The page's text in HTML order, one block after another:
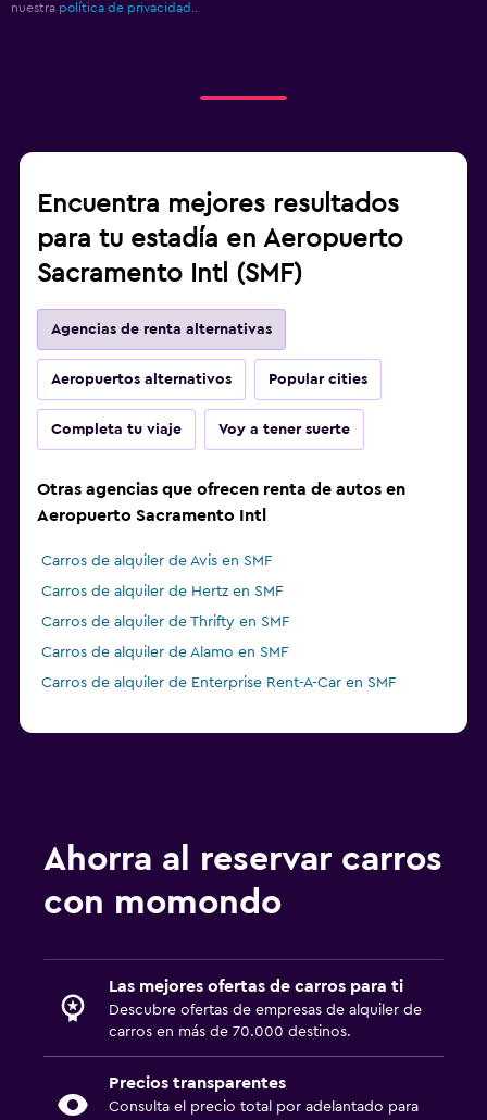
nuestra política de privacidad..
Encuentra mejores resultados
para tu estadía en Aeropuerto
Sacramento Intl (SMF)
Agencias de renta alternativas
Aeropuertos alternativos Popular cities
Completa tu viaje Voy a tener suerte
Otras agencias que ofrecen renta de autos en
Aeropuerto Sacramento Intl
Carros de alquiler de Avis en SMF
Carros de alquiler de Hertz en SMF
Carros de alquiler de Thrifty en SMF
Carros de alquiler de Alamo en SMF
Carros de alquiler de Enterprise Rent-A-Car en SMF
Ahorra al reservar carros
con momondo
Las mejores ofertas de carros para ti
Descubre ofertas de empresas de alquiler de
carros en más de 70.000 destinos.
Precios transparentes
Consulta el precio total por adelantado para